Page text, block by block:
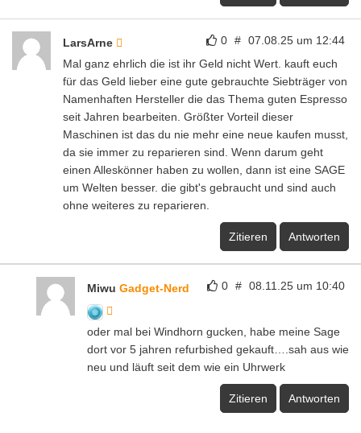
0 # 07.08.25 um 12:44
LarsArne
Mal ganz ehrlich die ist ihr Geld nicht Wert. kauft euch
für das Geld lieber eine gute gebrauchte Siebträger von
Namenhaften Hersteller die das Thema guten Espresso
seit Jahren bearbeiten. Größter Vorteil dieser
Maschinen ist das du nie mehr eine neue kaufen musst,
da sie immer zu reparieren sind. Wenn darum geht
einen Alleskönner haben zu wollen, dann ist eine SAGE
um Welten besser. die gibt's gebraucht und sind auch
ohne weiteres zu reparieren.
Zitieren Antworten
0 # 08.11.25 um 10:40
Miwu Gadget-Nerd
oder mal bei Windhorn gucken, habe meine Sage
dort vor 5 jahren refurbished gekauft….sah aus wie
neu und läuft seit dem wie ein Uhrwerk
Zitieren Antworten